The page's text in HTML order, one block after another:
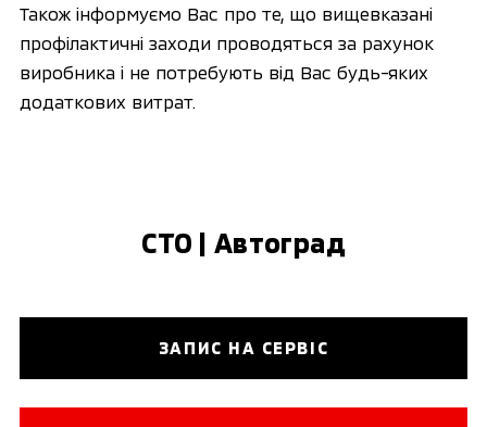
Також інформуємо Вас про те, що вищевказані
профілактичні заходи проводяться за рахунок
виробника і не потребують від Вас будь-яких
додаткових витрат.
СТО | Автоград
ЗАПИС НА СЕРВІС